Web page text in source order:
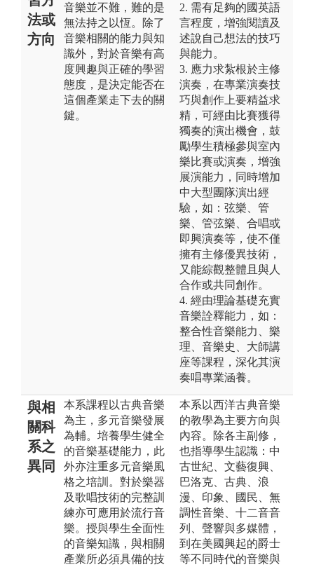
法或
方向
音樂並不難，難的是
無法持之以恆。除了
音樂相關的能力與知
識外，對於音樂有高
度興趣與正確的學習
態度，是決定能否在
這個產業走下去的關
鍵。
2. 需有足夠的國英語
言程度，增強閱讀及
述說自己想法的技巧
與能力。
3. 應力求紮根於主修
演奏，在專業演奏技
巧與創作上要精益求
精，可經由比賽獲得
獨奏的演出機會，鼓
勵學生積極參與室內
樂比賽或演奏，增強
展演能力，同時增加
中大型團隊演出經
驗，如：弦樂、管
樂、管弦樂、合唱或
即興演奏等，使不僅
擁有主修優異技術，
又能綜觀整體且與人
合作或共同創作。
4. 經由理論基礎充實
音樂詮釋能力，如：
整合性音樂能力、樂
理、音樂史、大師講
座等課程，深化其演
奏唱專業涵養。
與相
關科
系之
異同
本系課程以古典音樂
為主，多元音樂發展
為輔。培養學生健全
的音樂基礎能力，此
外亦注重多元音樂風
格之培訓。對於樂器
及歌唱技術的完整訓
練亦可應用於流行音
樂。授與學生全面性
的音樂知識，與相關
產業所必須具備的技
本系以西洋古典音樂
的教學為主要方向與
內容。除各主副修，
也指導學生認識：中
古世紀、文藝復興、
巴洛克、古典、浪
漫、印象、國民、無
調性音樂、十二音音
列、聲響與多媒體，
到在美國興起的爵士
等不同時代的音樂與